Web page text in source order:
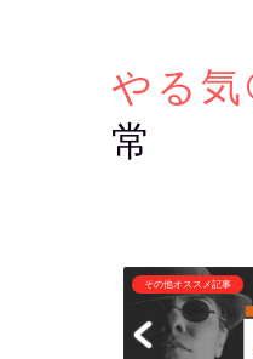
やる気
常
フリーランス生活